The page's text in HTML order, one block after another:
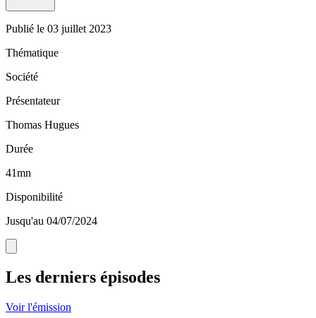
Publié le 03 juillet 2023
Thématique
Société
Présentateur
Thomas Hugues
Durée
41mn
Disponibilité
Jusqu'au 04/07/2024
Les derniers épisodes
Voir l'émission